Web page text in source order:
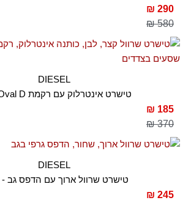
290 ₪
580 ₪
DIESEL
טישרט אינטרלוק עם רקמת Oval D - לבן
185 ₪
370 ₪
DIESEL
טישרט שרוול ארוך עם הדפס גב -
245 ₪